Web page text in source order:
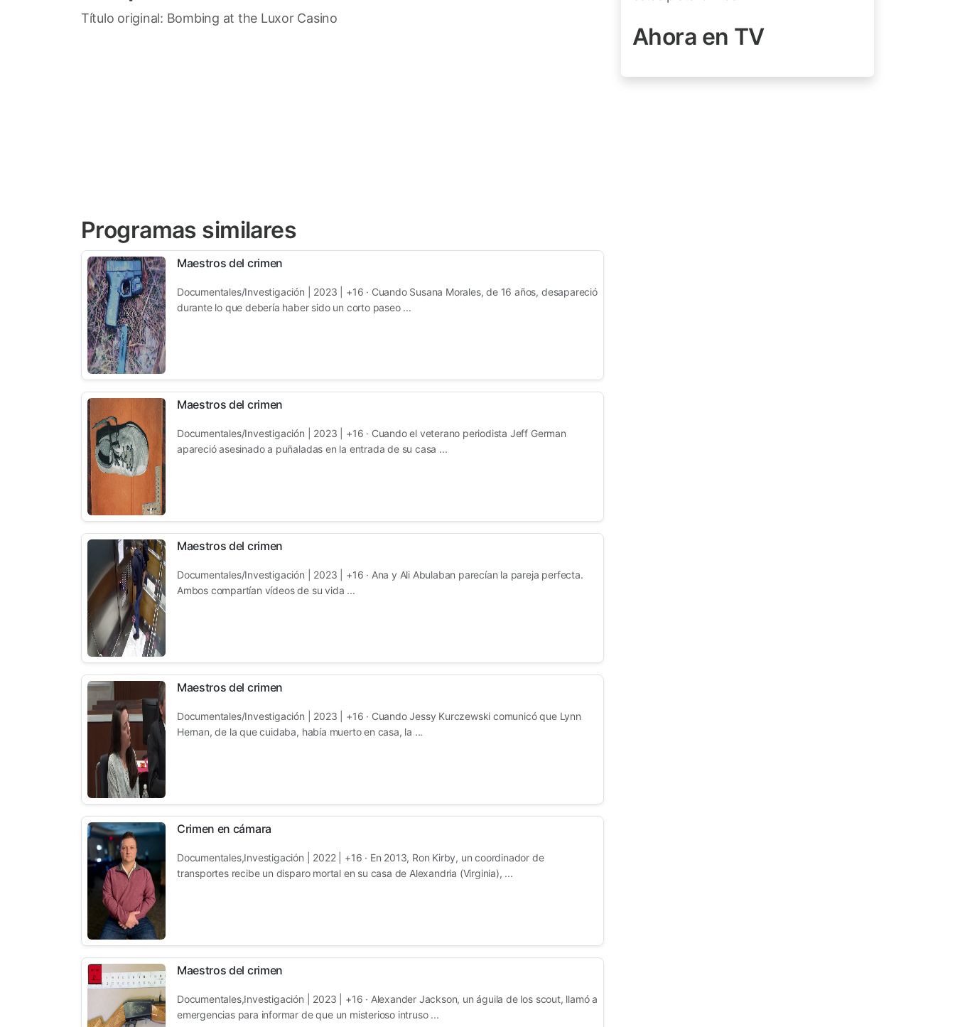
Título original: Bombing at the Luxor Casino
Programas similares
Maestros del crimen
Documentales/Investigación | 2023 | +16 · Cuando Susana Morales, de 16 años, desapareció
durante lo que debería haber sido un corto paseo ...
Maestros del crimen
Documentales/Investigación | 2023 | +16 · Cuando el veterano periodista Jeff German
apareció asesinado a puñaladas en la entrada de su casa ...
Maestros del crimen
Documentales/Investigación | 2023 | +16 · Ana y Ali Abulaban parecían la pareja perfecta.
Ambos compartían vídeos de su vida ...
Maestros del crimen
Documentales/Investigación | 2023 | +16 · Cuando Jessy Kurczewski comunicó que Lynn
Hernan, de la que cuidaba, había muerto en casa, la ...
Crimen en cámara
Documentales,Investigación | 2022 | +16 · En 2013, Ron Kirby, un coordinador de
transportes recibe un disparo mortal en su casa de Alexandria (Virginia), ...
Maestros del crimen
Documentales,Investigación | 2023 | +16 · Alexander Jackson, un águila de los scout, llamó a
emergencias para informar de que un misterioso intruso ...
Ahora en TV